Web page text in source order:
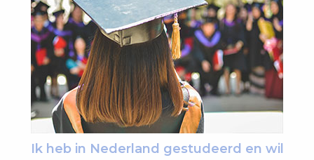
Ik heb in Nederland gestudeerd en wil